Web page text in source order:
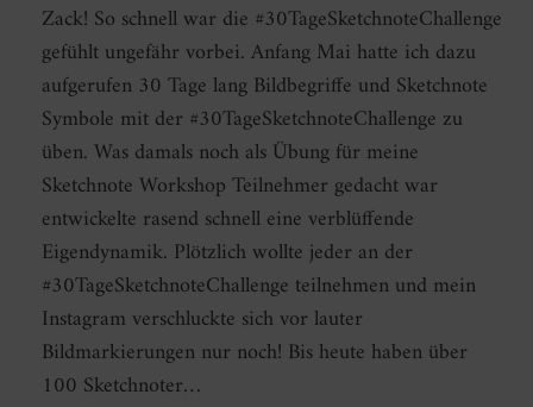
Zack! So schnell war die #30TageSketchnoteChallenge
gefühlt ungefähr vorbei. Anfang Mai hatte ich dazu
aufgerufen 30 Tage lang Bildbegriffe und Sketchnote
Symbole mit der #30TageSketchnoteChallenge zu
üben. Was damals noch als Übung für meine
Sketchnote Workshop Teilnehmer gedacht war
entwickelte rasend schnell eine verblüffende
Eigendynamik. Plötzlich wollte jeder an der
#30TageSketchnoteChallenge teilnehmen und mein
Instagram verschluckte sich vor lauter
Bildmarkierungen nur noch! Bis heute haben über
100 Sketchnoter…